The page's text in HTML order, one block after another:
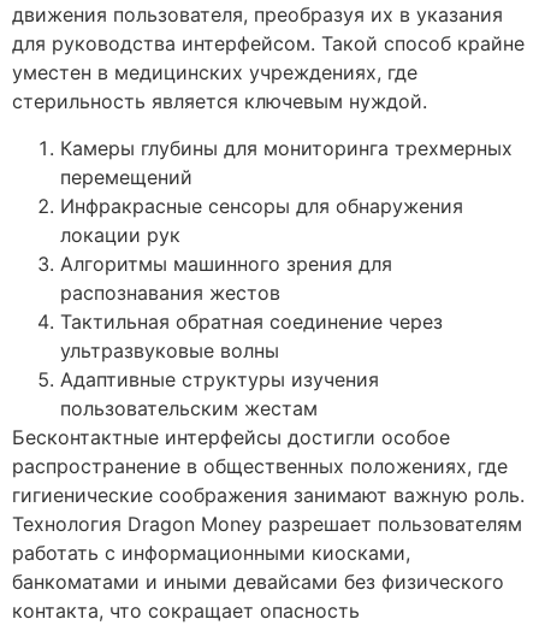
движения пользователя, преобразуя их в указания
для руководства интерфейсом. Такой способ крайне
уместен в медицинских учреждениях, где
стерильность является ключевым нуждой.
Камеры глубины для мониторинга трехмерных
перемещений
Инфракрасные сенсоры для обнаружения
локации рук
Алгоритмы машинного зрения для
распознавания жестов
Тактильная обратная соединение через
ультразвуковые волны
Адаптивные структуры изучения
пользовательским жестам
Бесконтактные интерфейсы достигли особое
распространение в общественных положениях, где
гигиенические соображения занимают важную роль.
Технология Dragon Money разрешает пользователям
работать с информационными киосками,
банкоматами и иными девайсами без физического
контакта, что сокращает опасность